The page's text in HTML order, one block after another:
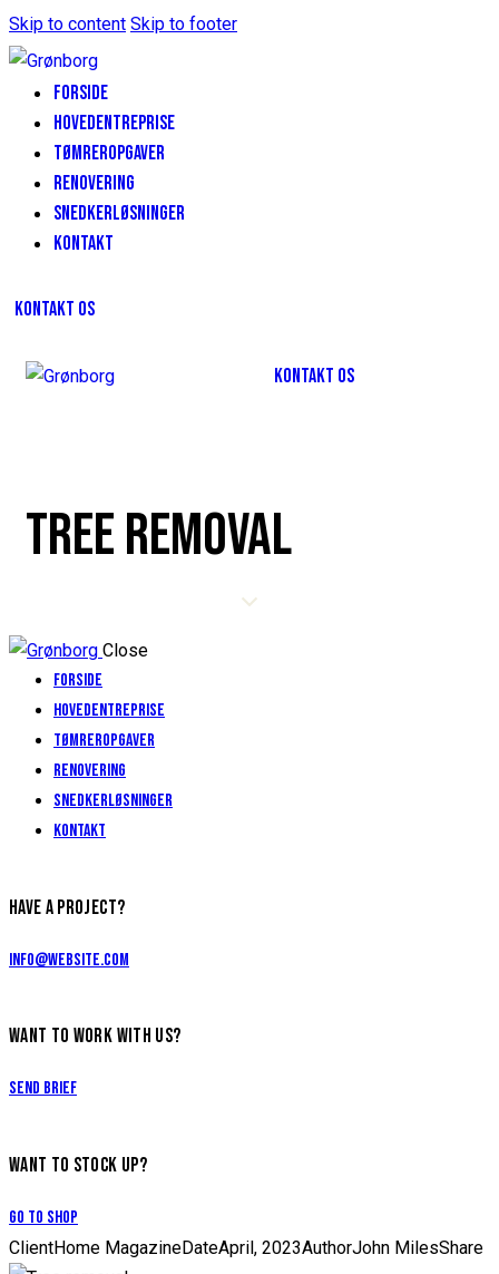
Skip to content Skip to footer
FORSIDE
HOVEDENTREPRISE
TØMREROPGAVER
RENOVERING
SNEDKERLØSNINGER
KONTAKT
KONTAKT OS
KONTAKT OS
TREE REMOVAL
Close
Forside
Hovedentreprise
Tømreropgaver
Renovering
Snedkerløsninger
Kontakt
HAVE A PROJECT?
info@website.com
WANT TO WORK WITH US?
Send Brief
WANT TO STOCK UP?
Go to Shop
ClientHome MagazineDateApril, 2023AuthorJohn MilesShare